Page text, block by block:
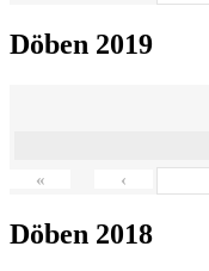
Döben 2019
« ‹
Döben 2018